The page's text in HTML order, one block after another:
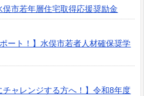
俣市若年層住宅取得応援奨励金
ート！】水俣市若者人材確保奨学
チャレンジする方へ！】令和8年度